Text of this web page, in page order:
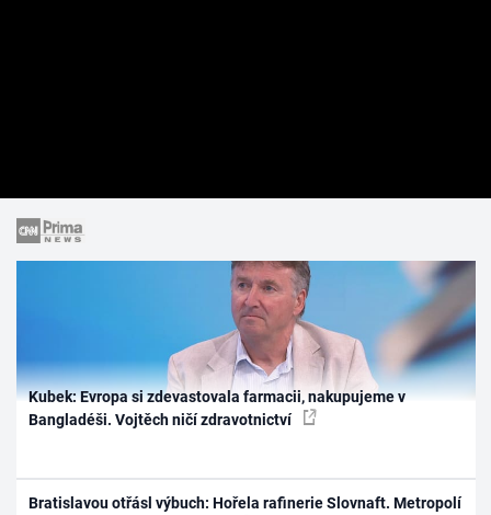
Kubek: Evropa si zdevastovala farmacii, nakupujeme v
Bangladéši. Vojtěch ničí zdravotnictví
Bratislavou otřásl výbuch: Hořela rafinerie Slovnaft. Metropolí